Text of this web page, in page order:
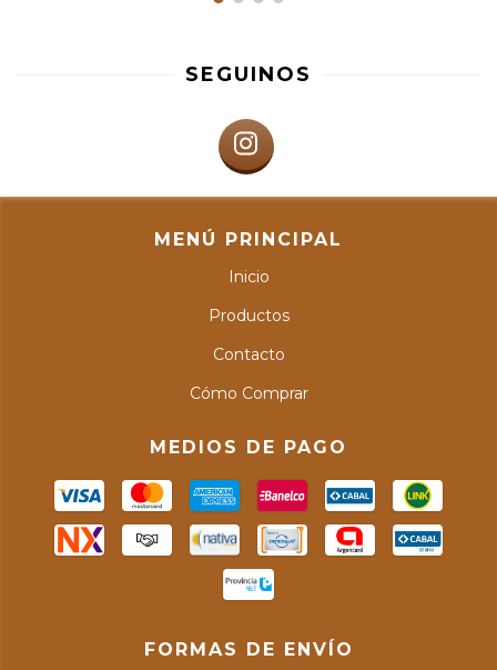
SEGUINOS
MENÚ PRINCIPAL
Inicio
Productos
Contacto
Cómo Comprar
MEDIOS DE PAGO
FORMAS DE ENVÍO